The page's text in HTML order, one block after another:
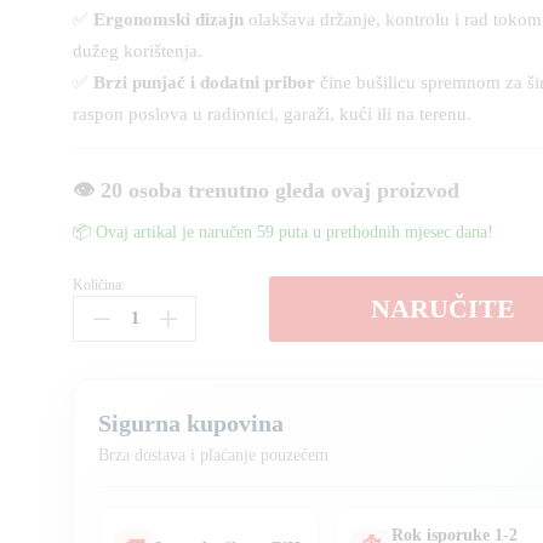
Ergonomski dizajn olakšava držanje, kontrolu i rad tokom
dužeg korištenja.
Brzi punjač i dodatni pribor čine bušilicu spremnom za
raspon poslova u radionici, garaži, kući ili na terenu.
👁️ 20 osoba trenutno gleda ovaj proizvod
📦 Ovaj artikal je naručen 59 puta u prethodnih mjesec dana!
Aku
bušilica
glava
količina
Količina:
NARUČITE
Sigurna kupovina
Brza dostava i plaćanje pouzećem
Rok isporuke 1-2